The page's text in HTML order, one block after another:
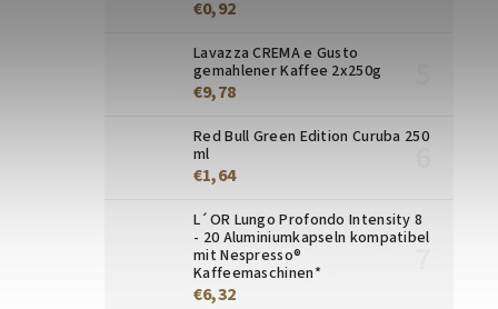
€0,92
Lavazza CREMA e Gusto
gemahlener Kaffee 2x250g
€9,78
Red Bull Green Edition Curuba 250
ml
€1,64
L´OR Lungo Profondo Intensity 8
- 20 Aluminiumkapseln kompatibel
mit Nespresso®
Kaffeemaschinen*
€6,32